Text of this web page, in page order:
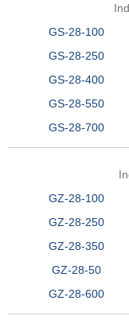
GS-28-100
GS-28-250
GS-28-400
GS-28-550
GS-28-700
GZ-28-100
GZ-28-250
GZ-28-350
GZ-28-50
GZ-28-600